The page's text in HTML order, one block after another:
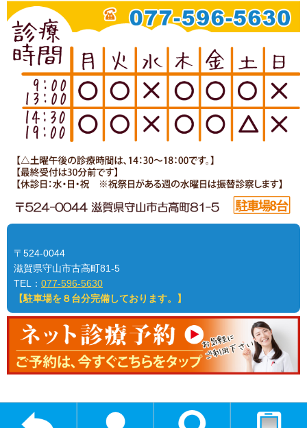
〒524-0044
滋賀県守山市古高町81-5
TEL： 077-596-5630
【駐車場を８台分完備しております。】